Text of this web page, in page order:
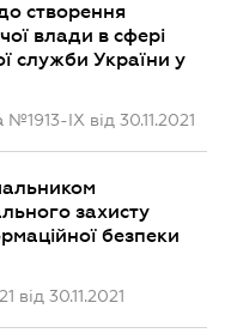
створення
влади в сфері
служби України у
IX від 30.11.2021
захисту
безпеки
30.11.2021